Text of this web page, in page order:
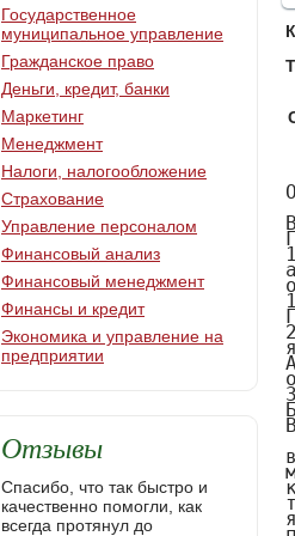
Особенности развитие деологической иностранный речи
Государственное
муниципальное управление
Гражданское право
Деньги, кредит, банки
Маркетинг
Менеджмент
Налоги, налогообложение
Страхование
Управление персоналом
Финансовый анализ
Финансовый менеджмент
Финансы и кредит
Экономика и управление на
предприятии
Отзывы
Спасибо, что так быстро и
качественно помогли, как
всегда протянул до